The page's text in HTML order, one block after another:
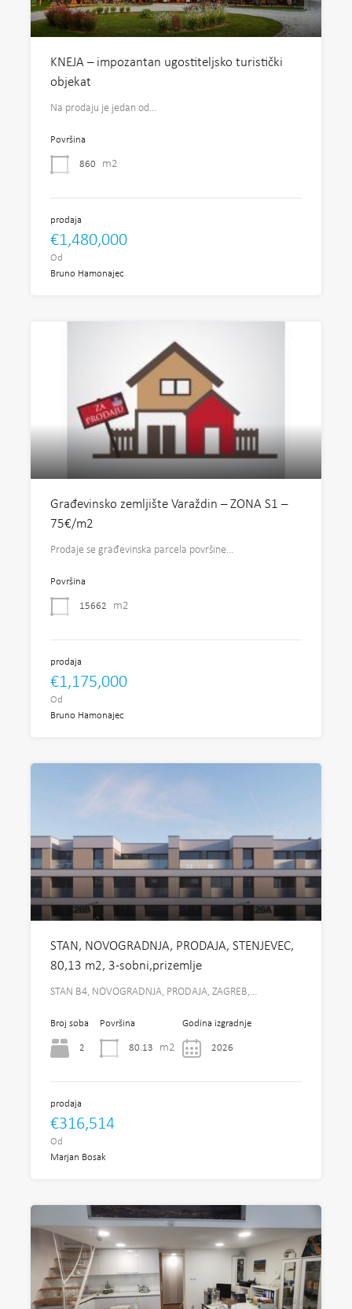
KNEJA – impozantan ugostiteljsko turistički
objekat
Na prodaju je jedan od…
Površina
860 m2
prodaja
€1,480,000
Od
Bruno Hamonajec
Građevinsko zemljište Varaždin – ZONA S1 –
75€/m2
Prodaje se građevinska parcela površine…
Površina
15662 m2
prodaja
€1,175,000
Od
Bruno Hamonajec
STAN, NOVOGRADNJA, PRODAJA, STENJEVEC,
80,13 m2, 3-sobni,prizemlje
STAN B4, NOVOGRADNJA, PRODAJA, ZAGREB,…
Broj soba
2
Površina
80.13 m2
Godina izgradnje
2026
prodaja
€316,514
Od
Marjan Bosak